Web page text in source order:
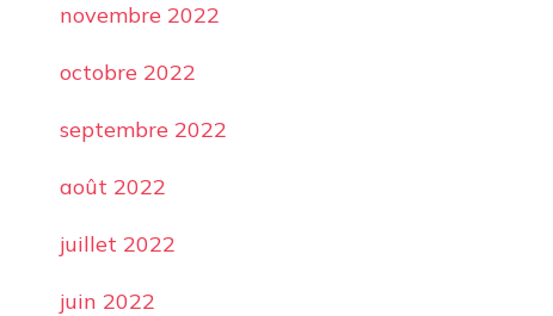
novembre 2022
octobre 2022
septembre 2022
août 2022
juillet 2022
juin 2022